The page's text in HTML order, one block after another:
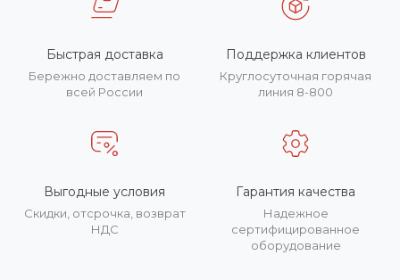
Быстрая доставка
Бережно доставляем по
всей России
Поддержка клиентов
Круглосуточная горячая
линия 8-800
Выгодные условия
Скидки, отсрочка, возврат
НДС
Гарантия качества
Надежное
сертифицированное
оборудование